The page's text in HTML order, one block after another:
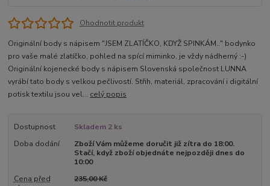
Ohodnotit produkt
Originální body s nápisem "JSEM ZLATÍČKO, KDYŽ SPINKÁM.." bodynko
pro vaše malé zlatíčko, pohled na spící miminko, je vždy nádherný :-)
Originální kojenecké body s nápisem Slovenská společnost LUNNA
vyrábí tato body s velkou pečlivostí. Střih, materiál, zpracování i digitální
potisk textilu jsou vel... celý popis
Dostupnost
Skladem 2 ks
Doba dodání
Zboží Vám můžeme doručit již zítra do 18:00.
Stačí, když zboží objednáte nejpozději dnes do
10:00
Cena před
235,00 Kč